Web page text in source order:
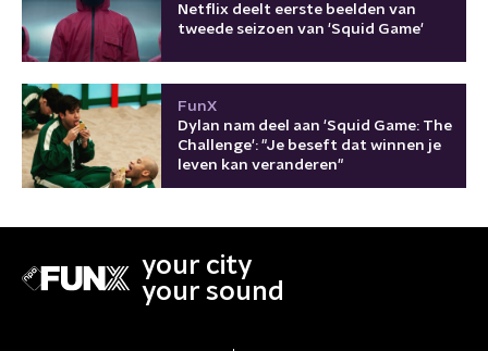
Netflix deelt eerste beelden van
tweede seizoen van 'Squid Game'
FunX
Dylan nam deel aan 'Squid Game: The
Challenge': "Je beseft dat winnen je
leven kan veranderen"
your city
your sound